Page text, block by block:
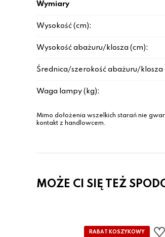
Wymiary
Wysokość (cm):
Wysokość abażuru/klosza (cm):
Średnica/szerokość abażuru/klosza
Waga lampy (kg):
Mimo dołożenia wszelkich starań nie
kontakt z handlowcem.
MOŻE CI SIĘ TEŻ